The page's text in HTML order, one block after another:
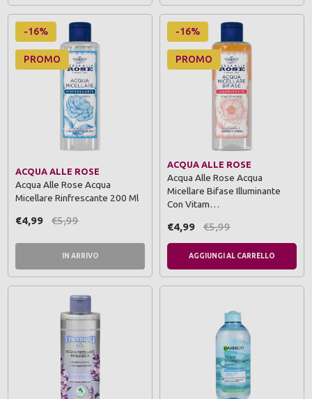
-16%
PROMO
ACQUA ALLE ROSE
Acqua Alle Rose Acqua
Micellare Rinfrescante 200 Ml
€4,99 €5,99
IN ARRIVO
-16%
PROMO
ACQUA ALLE ROSE
Acqua Alle Rose Acqua
Micellare Bifase Illuminante
Con Vitam…
€4,99 €5,99
AGGIUNGI AL CARRELLO